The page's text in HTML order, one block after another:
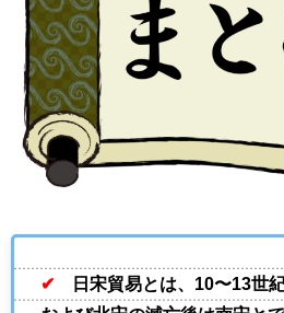
✔ 日宋貿易とは、10〜13世